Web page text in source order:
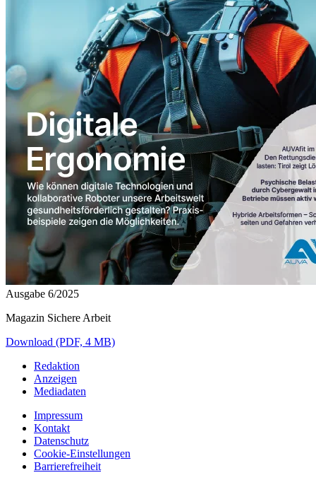
Ausgabe 6/2025
Magazin Sichere Arbeit
Download (PDF, 4 MB)
Redaktion
Anzeigen
Mediadaten
Impressum
Kontakt
Datenschutz
Cookie-Einstellungen
Barrierefreiheit